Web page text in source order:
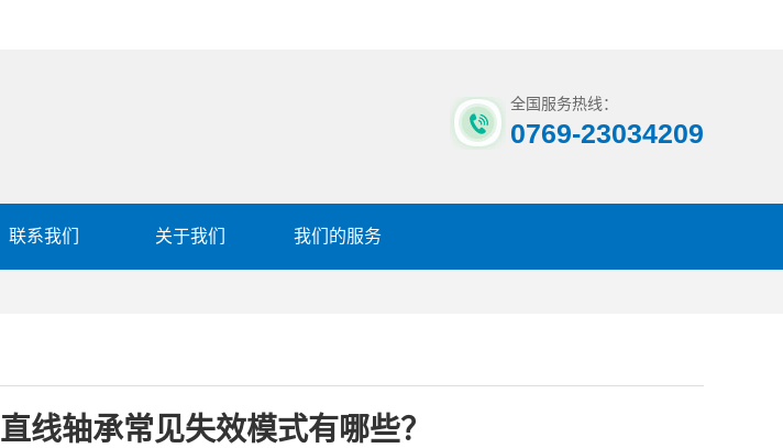
全国服务热线：
0769-23034209
联系我们 关于我们 我们的服务
直线轴承常见失效模式有哪些？